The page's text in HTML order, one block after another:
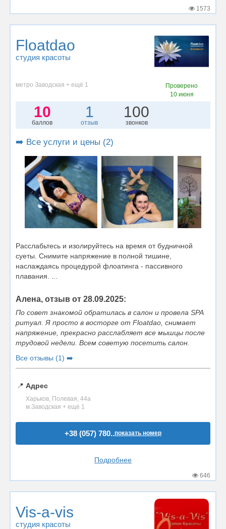
1573
Floatdao
студия красоты
метро Заводская + ещё 1
Проверено
10 июня
10
баллов
1
отзыв
100
звонков
➡️ Все услуги и цены (2)
Расслабьтесь и изолируйтесь на время от будничной
суеты. Снимите напряжение в полной тишине,
наслаждаясь процедурой флоатинга - пассивного
плавания. ...
Алена, отзыв от 28.09.2025:
По совет знакомой обратилась в салон и провела SPA
ритуал. Я просто в восторге от Floatdao, снимает
напряжение, прекрасно расслабляет все мышцы после
трудовой недели. Всем советую посетить салон.
Все отзывы (1) ➡️
📍 Адрес
Харьков, Полевая, 44а
м.Заводская + ещё 1
+38 (057) 780..показать номер
Подробнее
646
Vis-a-vis
студия красоты